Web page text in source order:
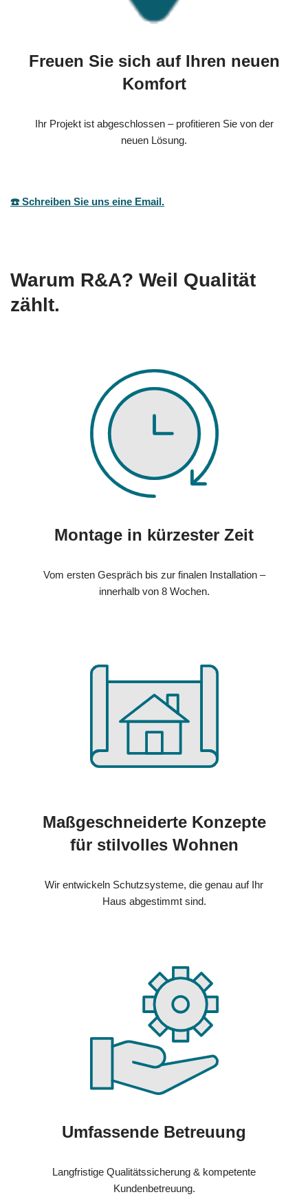
Freuen Sie sich auf Ihren neuen
Komfort
Ihr Projekt ist abgeschlossen – profitieren Sie von der
neuen Lösung.
☎️ Schreiben Sie uns eine Email.
Warum R&A? Weil Qualität
zählt.
Montage in kürzester Zeit
Vom ersten Gespräch bis zur finalen Installation –
innerhalb von 8 Wochen.
Maßgeschneiderte Konzepte
für stilvolles Wohnen
Wir entwickeln Schutzsysteme, die genau auf Ihr
Haus abgestimmt sind.
Umfassende Betreuung
Langfristige Qualitätssicherung & kompetente
Kundenbetreuung.